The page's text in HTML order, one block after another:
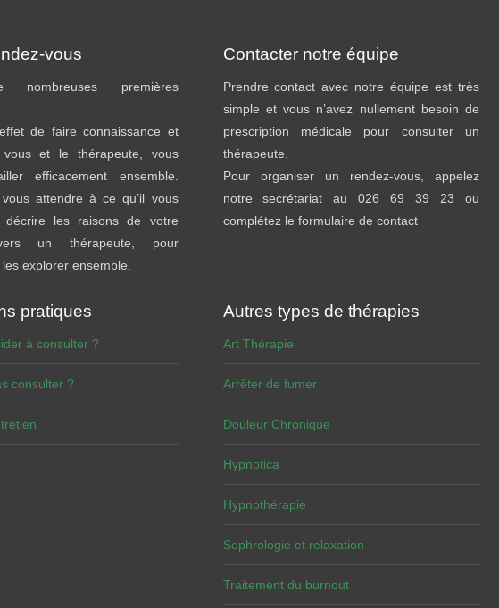
vous
nombreuses premières
de faire connaissance et
vous et le thérapeute, vous
efficacement ensemble.
attendre à ce qu’il vous
décrire les raisons de votre
un thérapeute, pour
explorer ensemble.
Contacter notre équipe
Prendre contact avec notre équipe est très
simple et vous n’avez nullement besoin de
prescription médicale pour consulter un
thérapeute.
Pour organiser un rendez-vous, appelez
notre secrétariat au 026 69 39 23 ou
complétez le formulaire de contact
pratiques
à consulter ?
consulter ?
Autres types de thérapies
Art Thérapie
Arrêter de fumer
Douleur Chronique
Hypnotica
Hypnothérapie
Sophrologie et relaxation
Traitement du burnout